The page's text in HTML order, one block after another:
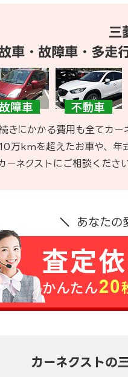
三
車・故障車・多走
きにかかる費用も全てカ
万kmを超えたお車や、
ーネクストにご相談ください
あなたの
カーネクストの